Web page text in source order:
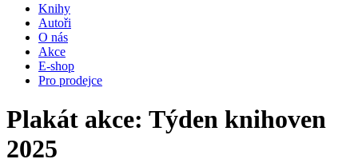
Knihy
Autoři
O nás
Akce
E-shop
Pro prodejce
Plakát akce: Týden knihoven
2025